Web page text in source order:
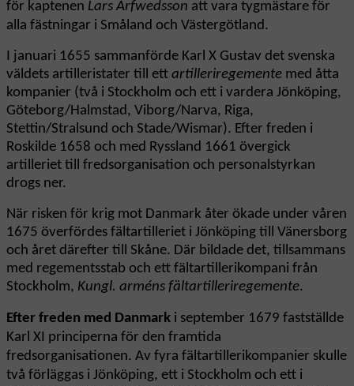
för kaptenen Lars Arfwedsson att vara tygmästare för
alla fästningar i Småland och Västergötland.
I januari 1655 sammanförde Karl X Gustav det svenska
väldets artilleristater till ett artilleriregemente med åtta
kompanier (två i Stockholm och ett i vardera Jönköping,
Göteborg/Halmstad, Viborg/Narva, Riga,
Stettin/Stralsund och Stade/Wismar). Efter freden i
Roskilde 1658 och med Ryssland 1661 övergick
artilleriet till fredsorganisation och personalstyrkan
drogs ner.
När risken för krig mot Danmark åter ökade under våren
1675 överfördes fältartilleriet i Jönköping till Vänersborg
och året därefter till Skåne. Där bildade det, tillsammans
med regementsstab och ett fältartillerikompani från
Stockholm, Kungl. arméns fältartilleriregemente.
Efter freden med Danmark i september 1679 fastställde
Karl XI principerna för den framtida
fredsorganisationen. Av fyra fältartillerikompanier skulle
två förläggas i Jönköping, ett i Stockholm och ett i